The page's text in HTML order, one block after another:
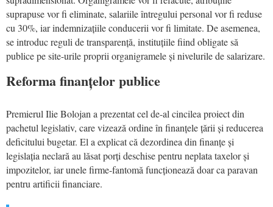
suprapuse vor fi eliminate, salariile întregului personal vor fi reduse
cu 30%, iar indemnizațiile conducerii vor fi limitate. De asemenea,
se introduc reguli de transparență, instituțiile fiind obligate să
publice pe site-urile proprii organigramele și nivelurile de salarizare.
Reforma finanțelor publice
Premierul Ilie Bolojan a prezentat cel de-al cincilea proiect din
pachetul legislativ, care vizează ordine în finanțele țării și reducerea
deficitului bugetar. El a explicat că dezordinea din finanțe și
legislația neclară au lăsat porți deschise pentru neplata taxelor și
impozitelor, iar unele firme-fantomă funcționează doar ca paravan
pentru artificii financiare.